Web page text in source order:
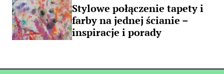
IN
Stylowe połączenie tapety i
farby na jednej ścianie –
inspiracje i porady